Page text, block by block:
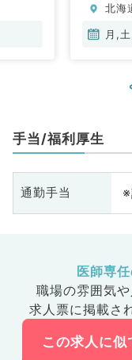
北海
月,
手当/福利厚生
通勤手当
医師専
職場の雰囲気や
求人票に掲載さ
この求人に似